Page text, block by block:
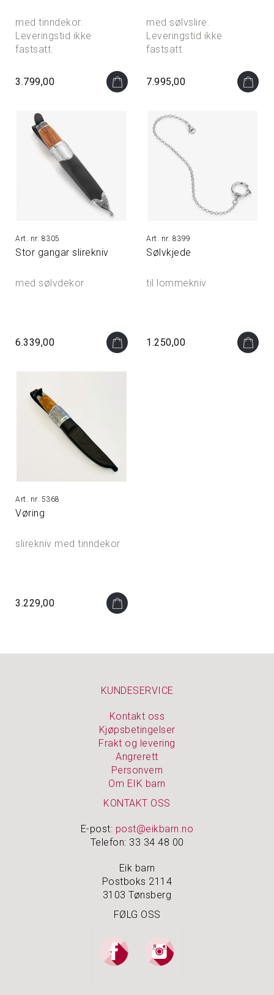
med tinndekor.
Leveringstid ikke
fastsatt.
3.799,00
med sølvslire.
Leveringstid ikke
fastsatt.
7.995,00
8305
Stor gangar slirekniv
med sølvdekor
6.339,00
8399
Sølvkjede
til lommekniv
1.250,00
5368
Vøring
slirekniv med tinndekor
3.229,00
KUNDESERVICE
Kontakt oss
Kjøpsbetingelser
Frakt og levering
Angrerett
Personvern
Om EIK barn
KONTAKT OSS
E-post: post@eikbarn.no
Telefon: 33 34 48 00
Eik barn
Postboks 2114
3103 Tønsberg
FØLG OSS